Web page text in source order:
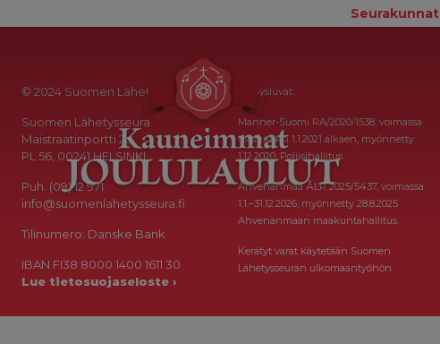
Seurakunnat
© 2024 Suomen Lähetysseura
Suomen Lähetysseura
Maistraatinportti 2a
PL 56, 00241 HELSINKI
Puh. (09) 12 971
info@suomenlahetysseura.fi
Tilinumero: Danske Bank
IBAN FI38 8000 1400 1611 30
Lue tietosuojaseloste ›
Keräysluvat:
Manner-Suomi RA/2020/1538, voimassa
toistaiseksi 1.1.2021 alkaen, myönnetty
1.12.2020, Poliisihallitus.
Ahvenanmaa ÅLR 2025/5437, voimassa
1.1.–31.12.2026, myönnetty 28.8.2025
Ahvenanmaan maakuntahallitus.
Kerätyt varat käytetään Suomen
Lähetysseuran ulkomaantyöhön.